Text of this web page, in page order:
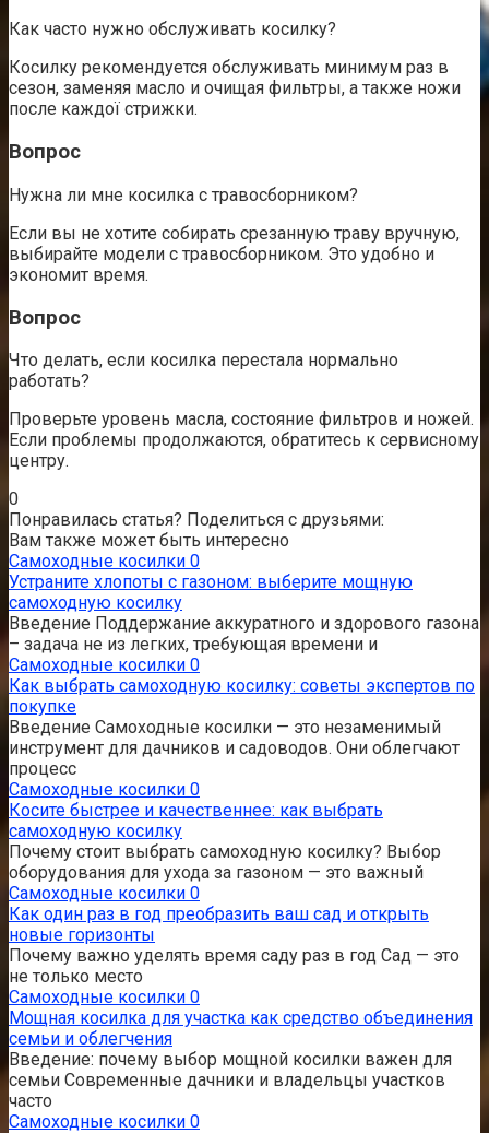
Как часто нужно обслуживать косилку?
Косилку рекомендуется обслуживать минимум раз в
сезон, заменяя масло и очищая фильтры, а также ножи
после каждої стрижки.
Вопрос
Нужна ли мне косилка с травосборником?
Если вы не хотите собирать срезанную траву вручную,
выбирайте модели с травосборником. Это удобно и
экономит время.
Вопрос
Что делать, если косилка перестала нормально
работать?
Проверьте уровень масла, состояние фильтров и ножей.
Если проблемы продолжаются, обратитесь к сервисному
центру.
0
Понравилась статья? Поделиться с друзьями:
Вам также может быть интересно
Самоходные косилки 0
Устраните хлопоты с газоном: выберите мощную
самоходную косилку
Введение Поддержание аккуратного и здорового газона
– задача не из легких, требующая времени и
Самоходные косилки 0
Как выбрать самоходную косилку: советы экспертов по
покупке
Введение Самоходные косилки — это незаменимый
инструмент для дачников и садоводов. Они облегчают
процесс
Самоходные косилки 0
Косите быстрее и качественнее: как выбрать
самоходную косилку
Почему стоит выбрать самоходную косилку? Выбор
оборудования для ухода за газоном — это важный
Самоходные косилки 0
Как один раз в год преобразить ваш сад и открыть
новые горизонты
Почему важно уделять время саду раз в год Сад — это
не только место
Самоходные косилки 0
Мощная косилка для участка как средство объединения
семьи и облегчения
Введение: почему выбор мощной косилки важен для
семьи Современные дачники и владельцы участков
часто
Самоходные косилки 0